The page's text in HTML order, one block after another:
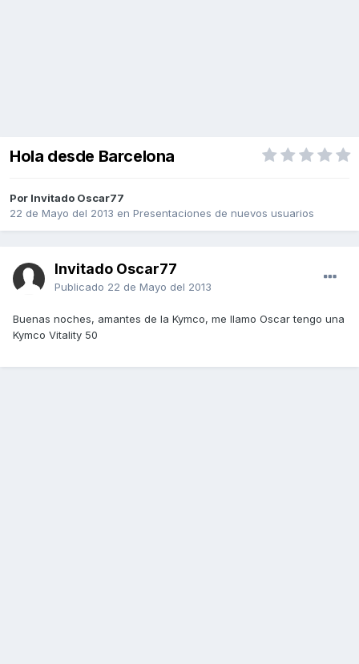
Hola desde Barcelona
Por Invitado Oscar77
22 de Mayo del 2013 en Presentaciones de nuevos usuarios
Invitado Oscar77
Publicado 22 de Mayo del 2013
Buenas noches, amantes de la Kymco, me llamo Oscar tengo una
Kymco Vitality 50